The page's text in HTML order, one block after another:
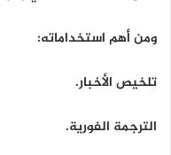
ومن أهم استخداماته:
تلخيص الأخبار.
الترجمة الفورية.